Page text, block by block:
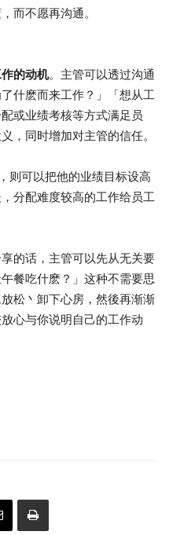
而不愿再沟通。
的动机。主管可以透过沟通
什麽而来工作？」「想从工
或业绩考核等方式满足员
，同时增加对主管的信任。
则可以把他的业绩目标设高
分配难度较高的工作给员工
的话，主管可以先从无关要
餐吃什麽？」这种不需要思
松丶卸下心房，然後再渐渐
心与你说明自己的工作动